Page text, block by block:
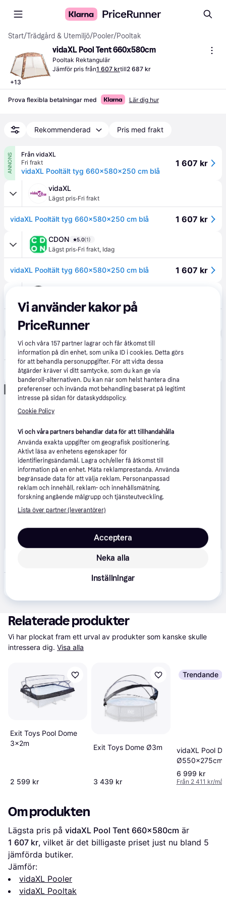
Start/Trädgård & Utemiljö/Pooler/Pooltak
+13
vidaXL Pool Tent 660x580cm
Pooltak Rektangulär
Jämför pris från1 607 krtill2 687 kr
Prova flexibla betalningar med Lär dig hur
Rekommenderad Pris med frakt
ANNONS
Från vidaXL
Fri frakt
vidaXL Pooltält tyg 660x580x250 cm blå
1 607 kr
vidaXL
Lägst pris·Fri frakt
vidaXL Pooltält tyg 660x580x250 cm blå 1 607 kr
CDON 5.0(1)
Lägst pris·Fri frakt, Idag
vidaXL Pooltält tyg 660x580x250 cm blå 1 607 kr
vidaXL Pooltält tyg 660x580x250 cm grön
Buyersclub 1.0(1)
Fri frakt ,2-3 dagar
Pooltält tyg 660x580x250 cm blå
Annons
Pooltält tyg 660x580x250 cm grön
Relaterade produkter
Vi har plockat fram ett urval av produkter som kanske skulle
intressera dig. Visa alla
Exit Toys Pool Dome
3x2m
2 599 kr
Exit Toys Dome Ø3m
3 439 kr
Trendande
vidaXL Pool
Ø550x275cm
6 999 kr
Från 2 411 kr/
Om produkten
Lägsta pris på vidaXL Pool Tent 660x580cm
1 607 kr, vilket är det billigaste priset just nu bland 5
jämförda butiker.
Jämför:
vidaXL Pooler
vidaXL Pooltak
Vi använder kakor på
PriceRunner
Vi och våra157 partner lagrar och får åtkomst till
information på din enhet, som unika ID i cookies. Detta görs
för att behandla personuppgifter. För att vidta dessa
åtgärder kräver vi ditt samtycke, som du kan ge via
banderoll-alternativen. Du kan när som helst hantera dina
preferenser och invända mot behandling baserat på legitimt
intresse på sidan för dataskyddspolicy.
Cookie Policy
Vi och våra partners behandlar data för att tillhandahålla
Använda exakta uppgifter om geografisk positionering.
Aktivt läsa av enhetens egenskaper för
identifieringsändamål. Lagra och/eller få åtkomst till
information på en enhet. Mäta reklamprestanda. Använda
begränsade data för att välja reklam. Personanpassad
reklam och innehåll, reklam- och innehållsmätning,
forskning angående målgrupp och tjänsteutveckling.
Lista över partner (leverantörer)
Neka alla
Acceptera
Inställningar